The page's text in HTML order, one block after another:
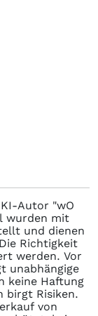
Autor "wO
wurden mit
und dienen
Richtigkeit
werden. Vor
unabhängige
keine Haftung
birgt Risiken.
von